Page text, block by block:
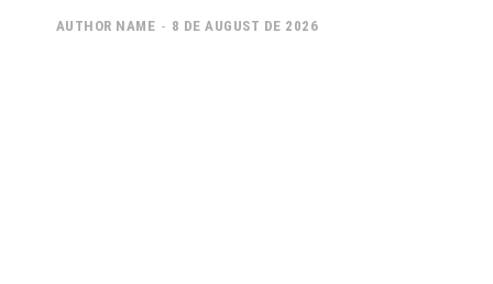
AUTHOR NAME - 8 DE AUGUST DE 2026